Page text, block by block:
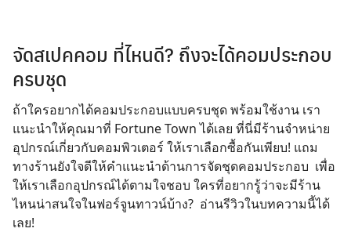
จัดสเปคคอม ที่ไหนดี? ถึงจะได้คอมประกอบ
ครบชุด
ถ้าใครอยากได้คอมประกอบแบบครบชุด พร้อมใช้งาน เรา
แนะนำให้คุณมาที่ Fortune Town ได้เลย ที่นี่มีร้านจำหน่าย
อุปกรณ์เกี่ยวกับคอมพิวเตอร์ ให้เราเลือกซื้อกันเพียบ! แถม
ทางร้านยังใจดีให้คำแนะนำด้านการจัดชุดคอมประกอบ เพื่อ
ให้เราเลือกอุปกรณ์ได้ตามใจชอบ ใครที่อยากรู้ว่าจะมีร้าน
ไหนน่าสนใจในฟอร์จูนทาวน์บ้าง? อ่านรีวิวในบทความนี้ได้
เลย!